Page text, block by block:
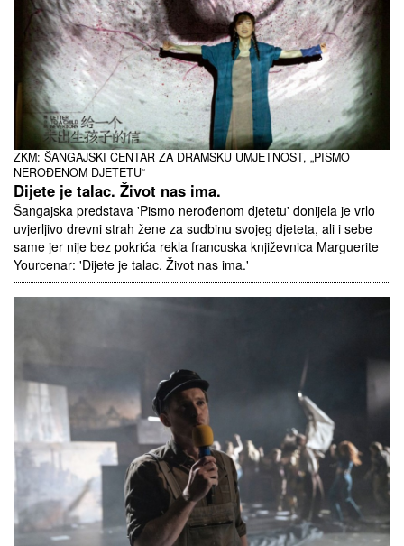
ZKM: ŠANGAJSKI CENTAR ZA DRAMSKU UMJETNOST, „PISMO
NEROĐENOM DJETETU“
Dijete je talac. Život nas ima.
Šangajska predstava 'Pismo nerođenom djetetu' donijela je vrlo
uvjerljivo drevni strah žene za sudbinu svojeg djeteta, ali i sebe
same jer nije bez pokrića rekla francuska književnica Marguerite
Yourcenar: 'Dijete je talac. Život nas ima.'